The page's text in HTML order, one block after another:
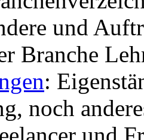
und
Branche
:
noch
und